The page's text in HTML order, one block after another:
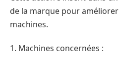
de la marque pour
machines.
1. Machines concernées :